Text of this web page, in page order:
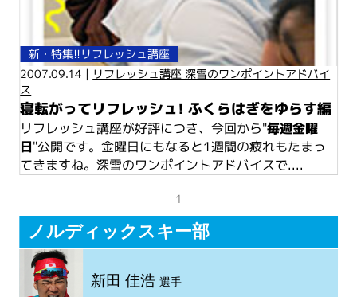
新・特集!!リフレッシュ講座
2007.09.14 | リフレッシュ講座 深雪のワンポイントアドバイ
ス
寝転がってリフレッシュ! ふくらはぎをゆらす編
リフレッシュ講座が好評につき、今回から"毎週金曜
日"公開です。金曜日にもなると1週間の疲れもたまっ
てきますね。深雪のワンポイントアドバイスで....
1
ノルディックスキー部
新田 佳浩 選手